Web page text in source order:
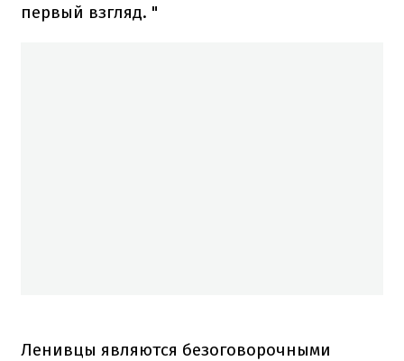
первый взгляд. "
Ленивцы являются безоговорочными